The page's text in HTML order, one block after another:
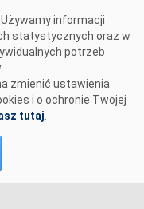
informacji
statystycznych oraz w
potrzeb
zmienić ustawienia
i o ochronie Twojej
tutaj